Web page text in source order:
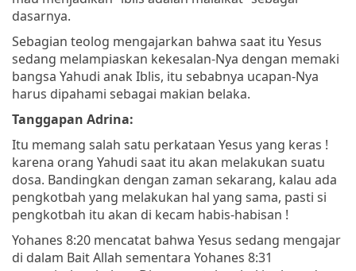
dasarnya.
Sebagian teolog mengajarkan bahwa saat itu Yesus
sedang melampiaskan kekesalan-Nya dengan memaki
bangsa Yahudi anak Iblis, itu sebabnya ucapan-Nya
harus dipahami sebagai makian belaka.
Tanggapan Adrina:
Itu memang salah satu perkataan Yesus yang keras !
karena orang Yahudi saat itu akan melakukan suatu
dosa. Bandingkan dengan zaman sekarang, kalau ada
pengkotbah yang melakukan hal yang sama, pasti si
pengkotbah itu akan di kecam habis-habisan !
Yohanes 8:20 mencatat bahwa Yesus sedang mengajar
di dalam Bait Allah sementara Yohanes 8:31